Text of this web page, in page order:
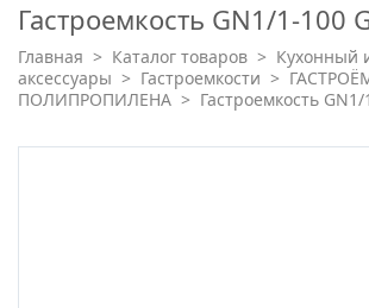
Гастроемкость GN1/1-100
Главная > Каталог товаров > Кухонный
аксессуары > Гастроемкости >
ПОЛИПРОПИЛЕНА > Гастроемкость